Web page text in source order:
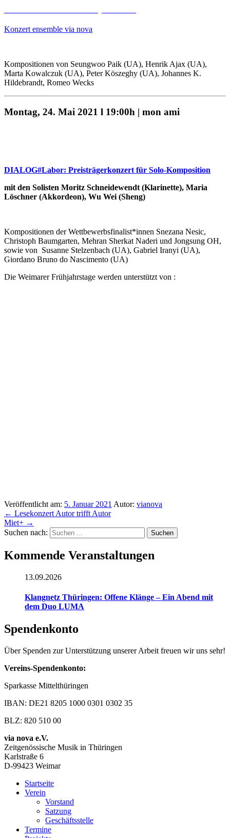
Konzert ensemble via nova
Kompositionen von Seungwoo Paik (UA), Henrik Ajax (UA),
Marta Kowalczuk (UA), Peter Köszeghy (UA), Johannes K.
Hildebrandt, Romeo Wecks
Montag, 24. Mai 2021 l 19:00h | mon ami
DIALOG#Labor: Preisträgerkonzert für Solo-Komposition
mit den Solisten Moritz Schneidewendt (Klarinette), Maria
Löschner (Akkordeon), Wu Wei (Sheng)
Kompositionen der Wettbewerbsfinalist*innen Snezana Nesic,
Christoph Baumgarten, Mehran Sherkat Naderi und Jongsung OH,
sowie von Susanne Stelzenbach (UA), Gabriel Iranyi (UA),
Giordano Bruno do Nascimento (UA)
Die Weimarer Frühjahrstage werden unterstützt von :
Veröffentlicht am: 5. Januar 2021 Autor: vianova
← Lesekonzert Autor trifft Autor
Miet+ →
Suchen nach:
Kommende Veranstaltungen
13.09.2026
Klangnetz Thüringen: Offene Klänge – Ein Abend mit
dem Duo LUMA
Spendenkonto
Über Spenden zur Unterstützung unserer Arbeit freuen wir uns sehr!
Vereins-Spendenkonto:
Sparkasse Mittelthüringen
IBAN: DE21 8205 1000 0301 0302 35
BLZ: 820 510 00
via nova e.V.
Zeitgenössische Musik in Thüringen
Karlstraße 6
D-99423 Weimar
Startseite
Verein
Vorstand
Satzung
Geschäftsstelle
Termine